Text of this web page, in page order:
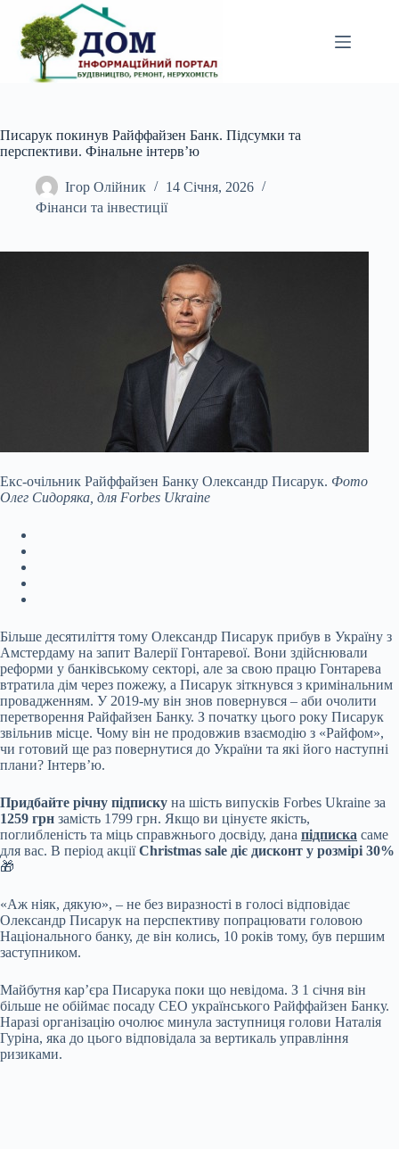
вмісту
Писарук покинув Райффайзен Банк. Підсумки та
перспективи. Фінальне інтерв’ю
Ігор Олійник
14 Січня, 2026
Фінанси та інвестиції
Екс-очільник Райффайзен Банку Олександр Писарук. Фото
Олег Сидоряка, для Forbes Ukraine
Більше десятиліття тому Олександр Писарук прибув в Україну з
Амстердаму на запит Валерії Гонтаревої. Вони здійснювали
реформи у банківському секторі, але за свою працю Гонтарева
втратила дім через пожежу, а Писарук зіткнувся з кримінальним
провадженням. У 2019-му він знов повернувся – аби очолити
перетворення Райфайзен Банку. З початку цього року Писарук
звільнив місце. Чому він не продовжив взаємодію з «Райфом»,
чи готовий ще раз повернутися до України та які його наступні
плани? Інтервʼю.
Придбайте річну підписку на шість випусків Forbes Ukraine за
1259 грн замість 1799 грн. Якщо ви цінуєте якість,
поглибленість та міць справжнього досвіду, дана підписка саме
для вас. В період акціїChristmas sale діє дисконт у розмірі 30%
🎁
«Аж ніяк, дякую», – не без виразності в голосі відповідає
Олександр Писарук на перспективу попрацювати головою
Національного банку, де він колись, 10 років тому, був першим
заступником.
Майбутня карʼєра Писарука поки що невідома. З 1 січня він
більше не обіймає посаду СЕО українського Райффайзен Банку.
Наразі організацію очолює минула заступниця голови Наталія
Гуріна, яка до цього відповідала за вертикаль управління
ризиками.